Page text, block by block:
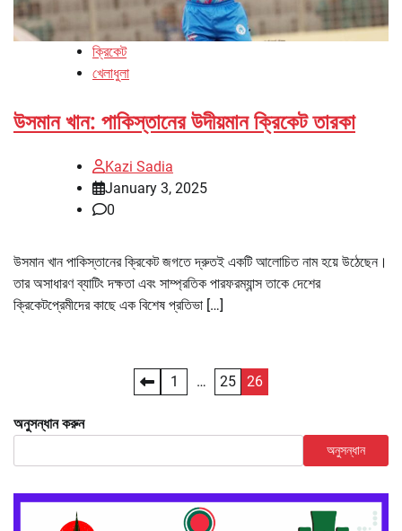
ক্রিকেট
খেলাধুলা
উসমান খান: পাকিস্তানের উদীয়মান ক্রিকেট তারকা
Kazi Sadia
January 3, 2025
0
উসমান খান পাকিস্তানের ক্রিকেট জগতে দ্রুতই একটি আলোচিত নাম হয়ে উঠেছেন।
তার অসাধারণ ব্যাটিং দক্ষতা এবং সাম্প্রতিক পারফরম্যান্স তাকে দেশের
ক্রিকেটপ্রেমীদের কাছে এক বিশেষ প্রতিভা […]
pagination
1 … 25 26
অনুসন্ধান করুন
অনুসন্ধান